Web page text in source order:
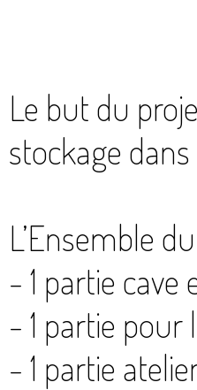
Le but du
stockage
L’Ensemble
- 1 partie cave
- 1 partie pour
- 1 partie